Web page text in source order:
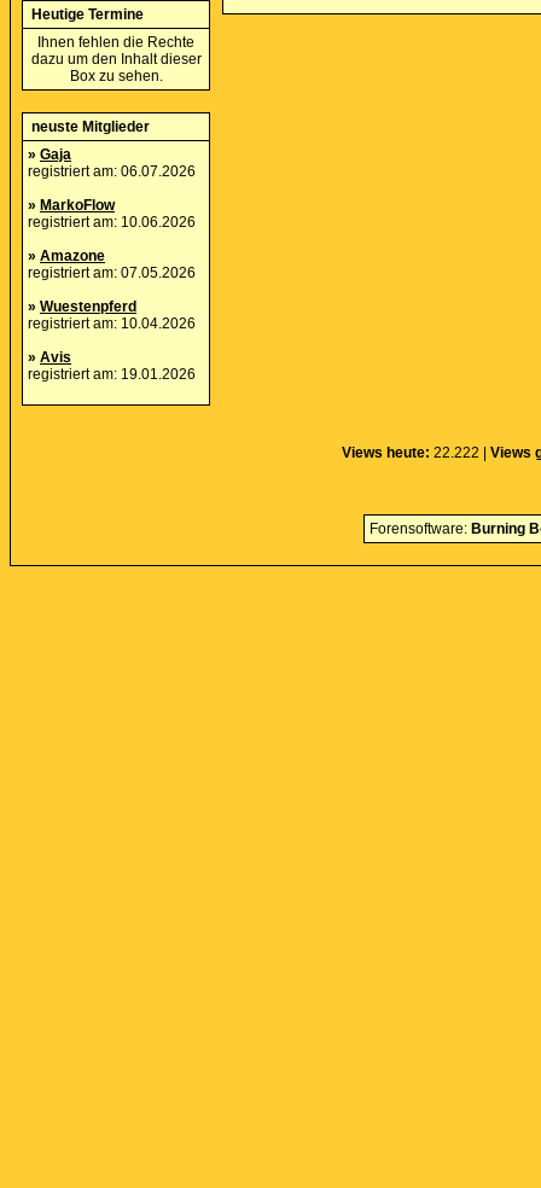
Heutige Termine
Ihnen fehlen die Rechte
dazu um den Inhalt dieser
Box zu sehen.
neuste Mitglieder
» Gaja
registriert am: 06.07.2026
» MarkoFlow
registriert am: 10.06.2026
» Amazone
registriert am: 07.05.2026
» Wuestenpferd
registriert am: 10.04.2026
» Avis
registriert am: 19.01.2026
Views heute: 22.222 | Views
Forensoftware: Burning